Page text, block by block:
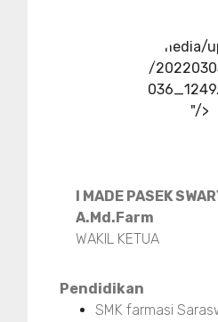
../media/
/
"/>
I MADE PASEK
A.Md.Farm
WAKIL KETUA
Pendidikan
SMK farmasi